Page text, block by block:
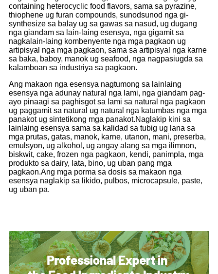
containing heterocyclic food flavors, sama sa pyrazine,
thiophene ug furan compounds, sunodsunod nga gi-
synthesize sa balay ug sa gawas sa nasud, ug dugang
nga giandam sa lain-laing esensya, nga gigamit sa
nagkalain-laing kombenyente nga mga pagkaon ug
artipisyal nga mga pagkaon, sama sa artipisyal nga karne
sa baka, baboy, manok ug seafood, nga nagpasiugda sa
kalamboan sa industriya sa pagkaon.
Ang makaon nga esensya nagtumong sa lainlaing
esensya nga adunay natural nga lami, nga giandam pag-
ayo pinaagi sa paghisgot sa lami sa natural nga pagkaon
ug paggamit sa natural ug natural nga katumbas nga mga
panakot ug sintetikong mga panakot.Naglakip kini sa
lainlaing esensya sama sa kalidad sa tubig ug lana sa
mga prutas, gatas, manok, karne, utanon, mani, preserba,
emulsyon, ug alkohol, ug angay alang sa mga ilimnon,
biskwit, cake, frozen nga pagkaon, kendi, panimpla, mga
produkto sa dairy, lata, bino, ug uban pang mga
pagkaon.Ang mga porma sa dosis sa makaon nga
esensya naglakip sa likido, pulbos, microcapsule, paste,
ug uban pa.